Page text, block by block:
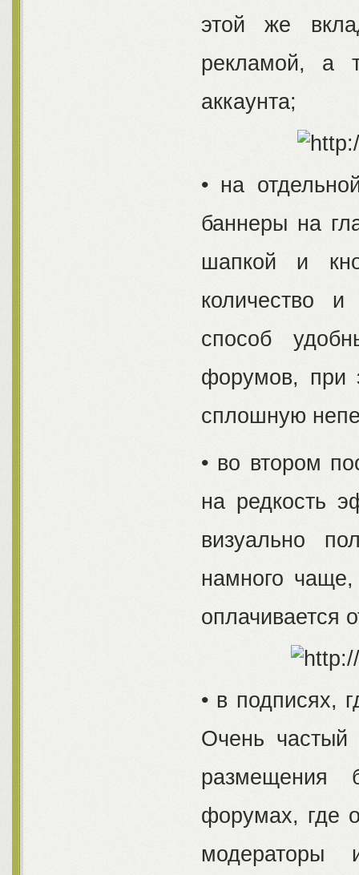
этой же
рекламой, а
аккаунта;
• на
баннеры на
шапкой и
количество
способ
форумов, при
сплошную
• во втором
на редкость
визуально
намного
оплачивается
• в подписях,
Очень частый
размещения
форумах, где
модераторы